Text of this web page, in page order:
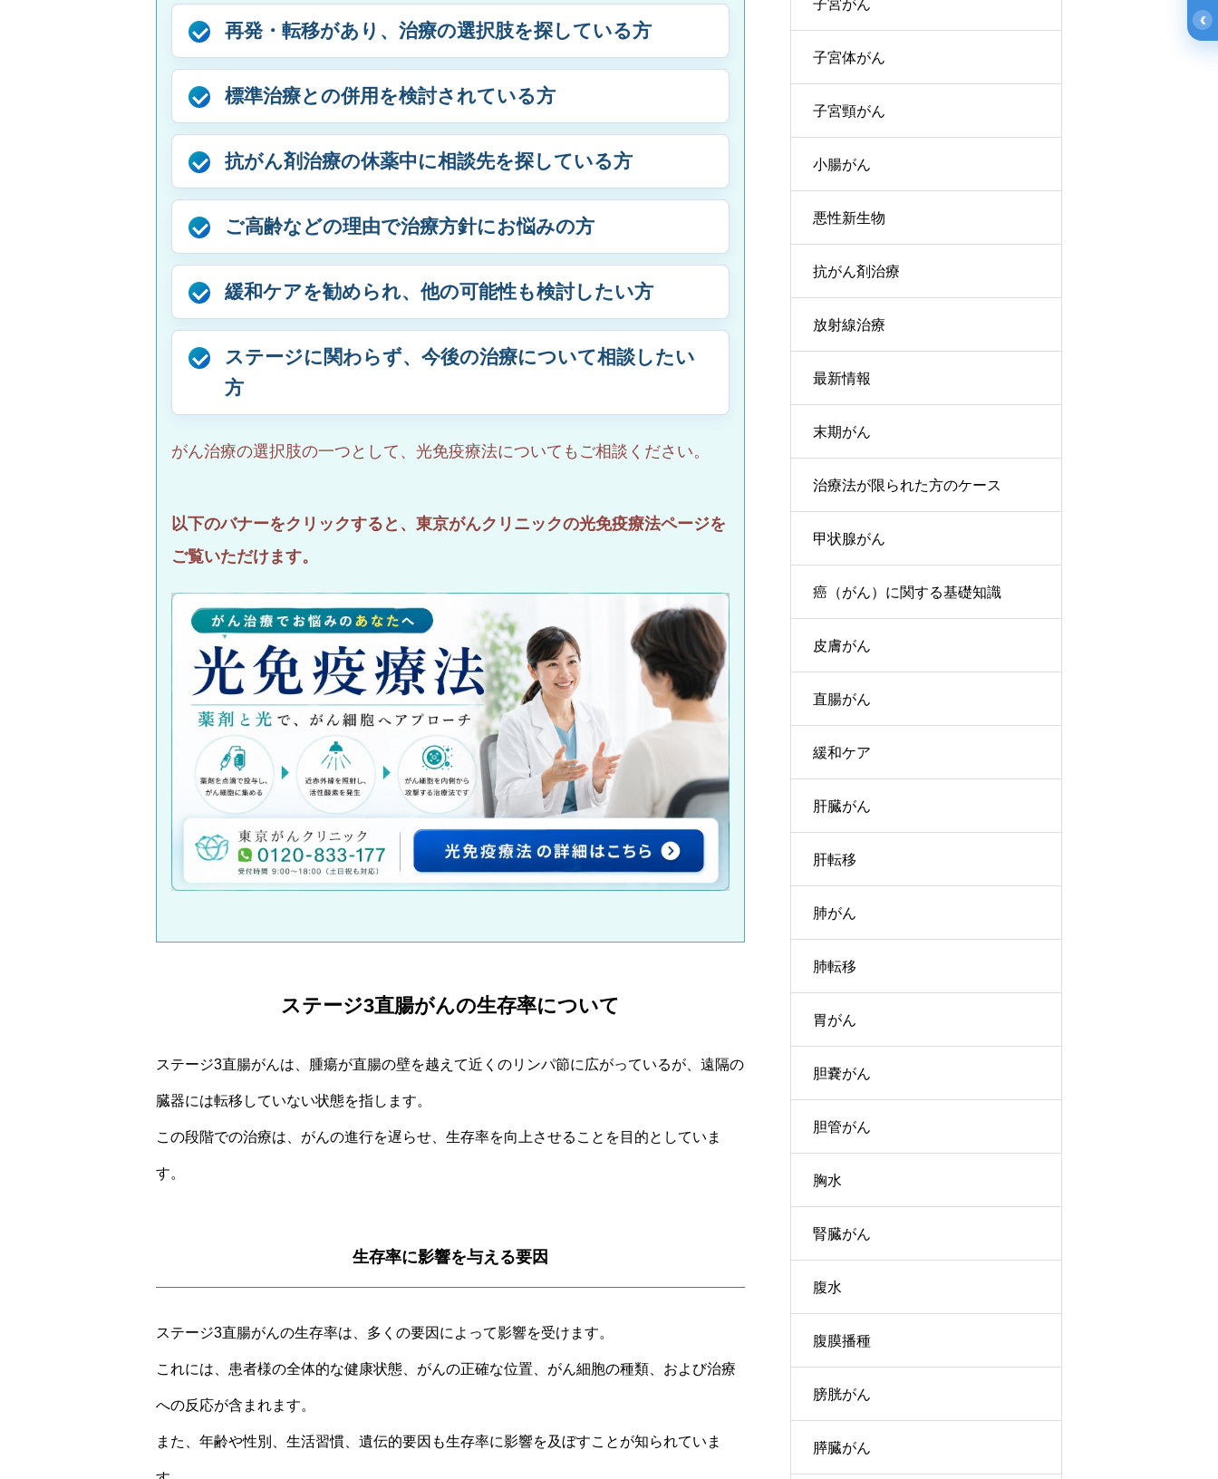
再発・転移があり、治療の選択肢を探している方
標準治療との併用を検討されている方
抗がん剤治療の休薬中に相談先を探している方
ご高齢などの理由で治療方針にお悩みの方
緩和ケアを勧められ、他の可能性も検討したい方
ステージに関わらず、今後の治療について相談したい
方
がん治療の選択肢の一つとして、光免疫療法についてもご相談ください。
以下のバナーをクリックすると、東京がんクリニックの光免疫療法ページを
ご覧いただけます。
ステージ3直腸がんの生存率について
ステージ3直腸がんは、腫瘍が直腸の壁を越えて近くのリンパ節に広がっているが、遠隔の
臓器には転移していない状態を指します。
この段階での治療は、がんの進行を遅らせ、生存率を向上させることを目的としていま
す。
生存率に影響を与える要因
ステージ3直腸がんの生存率は、多くの要因によって影響を受けます。
これには、患者様の全体的な健康状態、がんの正確な位置、がん細胞の種類、および治療
への反応が含まれます。
また、年齢や性別、生活習慣、遺伝的要因も生存率に影響を及ぼすことが知られていま
子宮がん
子宮体がん
子宮頸がん
小腸がん
悪性新生物
抗がん剤治療
放射線治療
最新情報
末期がん
治療法が限られた方のケース
甲状腺がん
癌（がん）に関する基礎知識
皮膚がん
直腸がん
緩和ケア
肝臓がん
肝転移
肺がん
肺転移
胃がん
胆嚢がん
胆管がん
胸水
腎臓がん
腹水
腹膜播種
膀胱がん
膵臓がん
‹